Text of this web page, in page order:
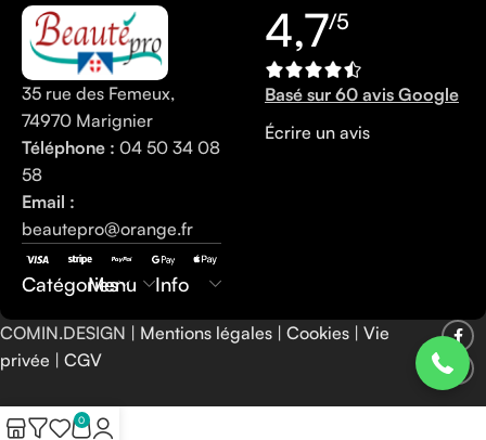
35 rue des Femeux,
74970 Marignier
Téléphone : 04 50 34 08
58
Email :
beautepro@orange.fr
Catégories
Menu Info
4,7/5
Basé sur 60 avis Google
Écrire un avis
COMIN.DESIGN | Mentions légales | Cookies | Vie
privée | CGV
0